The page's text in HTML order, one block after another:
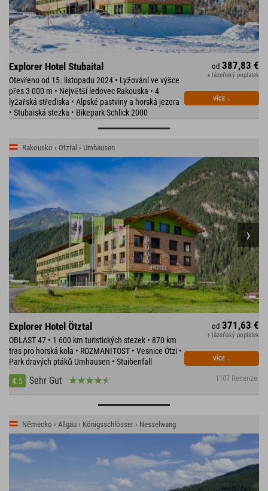
Explorer Hotel Stubaital
Otevřeno od 15. listopadu 2024 • Lyžování ve výšce
přes 3 000 m • Největší ledovec Rakouska • 4
lyžařská střediska • Alpské pastviny a horská jezera
• Stubaiská stezka • Bikepark Schlick 2000
od 387,83 €
+ lázeňský poplatek
VÍCE ↓
Rakousko › Ötztal › Umhausen
Explorer Hotel Ötztal
OBLAST 47 • 1 600 km turistických stezek • 870 km
tras pro horská kola • ROZMANITOST • Vesnice Ötzi •
Park dravých ptáků Umhausen • Stuibenfall
4.5
Sehr Gut 1107 Recenze
od 371,63 €
+ lázeňský poplatek
VÍCE ↓
Německo › Allgäu › Königsschlösser › Nesselwang